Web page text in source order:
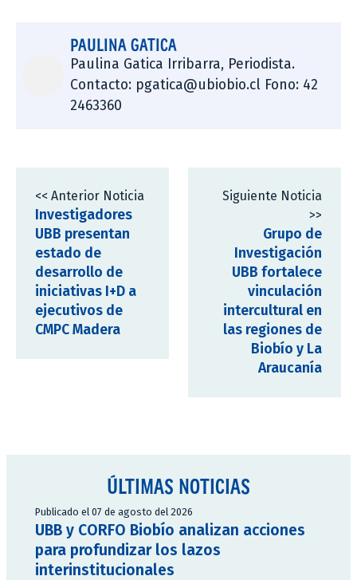
PAULINA GATICA
Paulina Gatica Irribarra, Periodista.
Contacto: pgatica@ubiobio.cl Fono: 42
2463360
<< Anterior Noticia
Investigadores
UBB presentan
estado de
desarrollo de
iniciativas I+D a
ejecutivos de
CMPC Madera
Siguiente Noticia
>>
Grupo de
Investigación
UBB fortalece
vinculación
intercultural en
las regiones de
Biobío y La
Araucanía
ÚLTIMAS NOTICIAS
Publicado el 07 de agosto del 2026
UBB y CORFO Biobío analizan acciones
para profundizar los lazos
interinstitucionales